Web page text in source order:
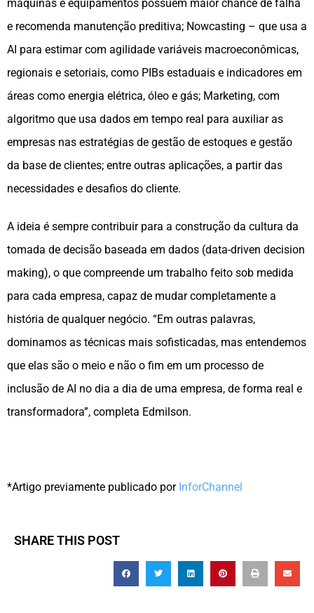
máquinas e equipamentos possuem maior chance de falha
e recomenda manutenção preditiva; Nowcasting – que usa a
AI para estimar com agilidade variáveis macroeconômicas,
regionais e setoriais, como PIBs estaduais e indicadores em
áreas como energia elétrica, óleo e gás; Marketing, com
algoritmo que usa dados em tempo real para auxiliar as
empresas nas estratégias de gestão de estoques e gestão
da base de clientes; entre outras aplicações, a partir das
necessidades e desafios do cliente.
A ideia é sempre contribuir para a construção da cultura da
tomada de decisão baseada em dados (data-driven decision
making), o que compreende um trabalho feito sob medida
para cada empresa, capaz de mudar completamente a
história de qualquer negócio. “Em outras palavras,
dominamos as técnicas mais sofisticadas, mas entendemos
que elas são o meio e não o fim em um processo de
inclusão de AI no dia a dia de uma empresa, de forma real e
transformadora”, completa Edmilson.
*Artigo previamente publicado por InforChannel
SHARE THIS POST